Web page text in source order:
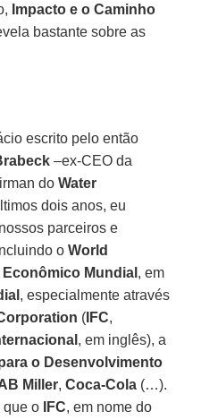
Impacto e o Caminho
bastante sobre as
escrito pelo então
–ex-CEO da
doWater
dois anos, eu
parceiros e
oWorld
Econômico Mundial , em
, especialmente através
( IFC,
, em inglês), a
o Desenvolvimento
Miller, Coca-Cola (…).
que o
IFC, em nome do